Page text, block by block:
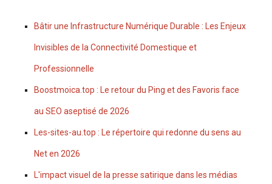
Bâtir une Infrastructure Numérique Durable : Les Enjeux
Invisibles de la Connectivité Domestique et
Professionnelle
Boostmoica.top : Le retour du Ping et des Favoris face
au SEO aseptisé de 2026
Les-sites-au.top : Le répertoire qui redonne du sens au
Net en 2026
L'impact visuel de la presse satirique dans les médias